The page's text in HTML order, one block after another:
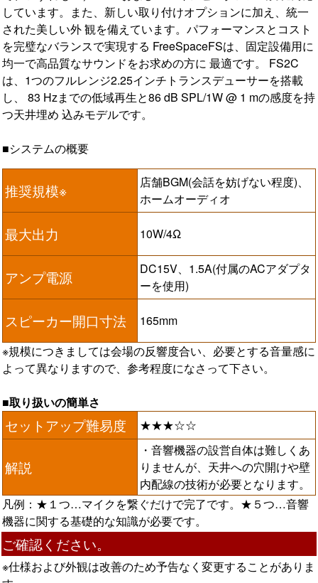
しています。また、新しい取り付けオプションに加え、統一
された美しい外 観を備えています。パフォーマンスとコスト
を完璧なバランスで実現する FreeSpaceFSは、固定設備用に
均一で高品質なサウンドをお求めの方に 最適です。 FS2C
は、1つのフルレンジ2.25インチトランスデューサーを搭載
し、 83 Hzまでの低域再生と86 dB SPL/1W @ 1 mの感度を持
つ天井埋め 込みモデルです。
■システムの概要
推奨規模※
店舗BGM(会話を妨げない程度)、
ホームオーディオ
最大出力 10W/4Ω
アンプ電源
DC15V、1.5A(付属のACアダプタ
ーを使用)
スピーカー開口寸法
165mm
※規模につきましては会場の反響度合い、必要とする音量感に
よって異なりますので、参考程度になさって下さい。
■取り扱いの簡単さ
セットアップ難易度 ★★★☆☆
解説
・音響機器の設営自体は難しくあ
りませんが、天井への穴開けや壁
内配線の技術が必要となります。
凡例：★１つ…マイクを繋ぐだけで完了です。★５つ…音響
機器に関する基礎的な知識が必要です。
ご確認ください。
※仕様および外観は改善のため予告なく変更することがありま